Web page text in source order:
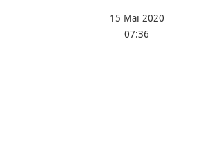
15 Mai 2020
07:36